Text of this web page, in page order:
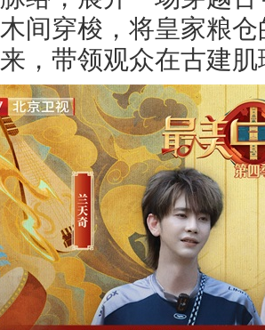
间穿梭，将皇家粮
，带领观众在古建